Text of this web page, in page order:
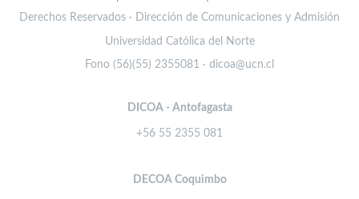
Derechos Reservados · Dirección de Comunicaciones y Admisión
Universidad Católica del Norte
Fono (56)(55) 2355081 · dicoa@ucn.cl
DICOA - Antofagasta
+56 55 2355 081
DECOA Coquimbo